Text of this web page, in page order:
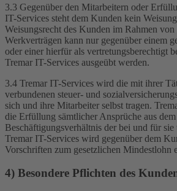
3.3 Gegenüber den Mitarbeitern oder
IT-Services steht dem Kunden kein
Weisungsrecht des Kunden im Rahmen
Werkverträgen kann nur gegenüber einem
oder einer hierfür als vertretungsberechtigt
Tremar IT-Services ausgeübt werden.
3.4 Tremar IT-Services wird die mit ihrer
verbundenen steuer- und
sich und ihre Mitarbeiter selbst tragen.
die Erfüllung sämtlicher Ansprüche aus dem
Beschäftigungsverhältnis der bei und für sie
Tremar IT-Services wird gegenüber dem
Vorschriften zum gesetzlichen Mindestlohn
4) Besondere Pflichten des